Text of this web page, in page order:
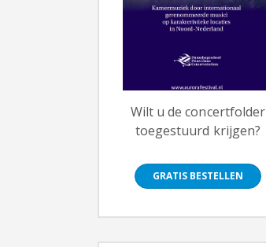
Wilt u de concertfolder
toegestuurd krijgen?
GRATIS BESTELLEN